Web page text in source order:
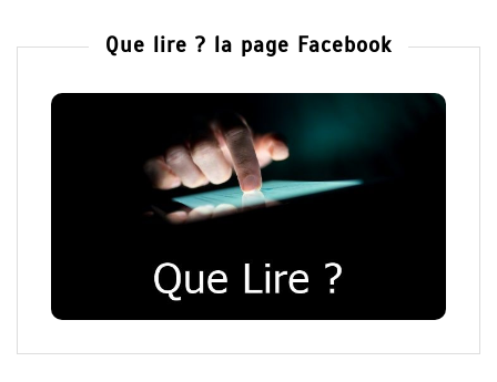
Que lire ? la page Facebook